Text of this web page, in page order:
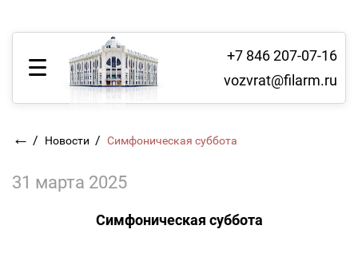
+7 846 207-07-16
vozvrat@filarm.ru
← / Новости / Симфоническая суббота
31 марта 2025
Симфоническая суббота